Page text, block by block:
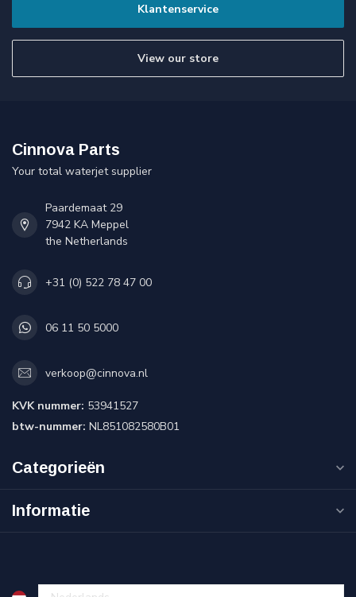
Klantenservice
View our store
Cinnova Parts
Your total waterjet supplier
Paardemaat 29
7942 KA Meppel
the Netherlands
+31 (0) 522 78 47 00
06 11 50 5000
verkoop@cinnova.nl
KVK nummer: 53941527
btw-nummer: NL851082580B01
Categorieën
Informatie